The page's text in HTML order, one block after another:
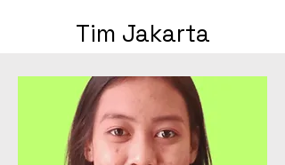
Tim Jakarta